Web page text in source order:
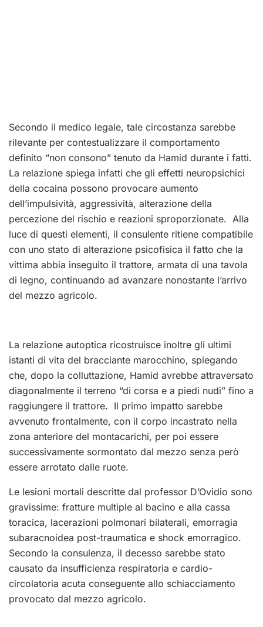
Secondo il medico legale, tale circostanza sarebbe
rilevante per contestualizzare il comportamento
definito “non consono” tenuto da Hamid durante i fatti.
La relazione spiega infatti che gli effetti neuropsichici
della cocaina possono provocare aumento
dell’impulsività, aggressività, alterazione della
percezione del rischio e reazioni sproporzionate. Alla
luce di questi elementi, il consulente ritiene compatibile
con uno stato di alterazione psicofisica il fatto che la
vittima abbia inseguito il trattore, armata di una tavola
di legno, continuando ad avanzare nonostante l’arrivo
del mezzo agricolo.
La relazione autoptica ricostruisce inoltre gli ultimi
istanti di vita del bracciante marocchino, spiegando
che, dopo la colluttazione, Hamid avrebbe attraversato
diagonalmente il terreno “di corsa e a piedi nudi” fino a
raggiungere il trattore. Il primo impatto sarebbe
avvenuto frontalmente, con il corpo incastrato nella
zona anteriore del montacarichi, per poi essere
successivamente sormontato dal mezzo senza però
essere arrotato dalle ruote.
Le lesioni mortali descritte dal professor D’Ovidio sono
gravissime: fratture multiple al bacino e alla cassa
toracica, lacerazioni polmonari bilaterali, emorragia
subaracnoidea post-traumatica e shock emorragico.
Secondo la consulenza, il decesso sarebbe stato
causato da insufficienza respiratoria e cardio-
circolatoria acuta conseguente allo schiacciamento
provocato dal mezzo agricolo.